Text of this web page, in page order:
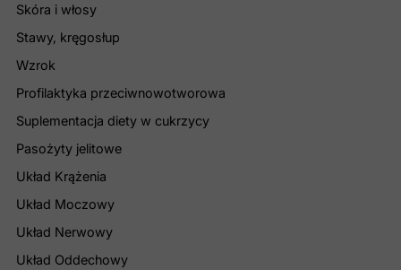
Skóra i włosy
Stawy, kręgosłup
Wzrok
Profilaktyka przeciwnowotworowa
Suplementacja diety w cukrzycy
Pasożyty jelitowe
Układ Krążenia
Układ Moczowy
Układ Nerwowy
Układ Oddechowy